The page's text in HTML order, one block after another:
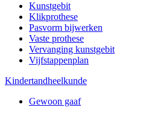
Kunstgebit
Klikprothese
Pasvorm bijwerken
Vaste prothese
Vervanging kunstgebit
Vijfstappenplan
Kindertandheelkunde
Gewoon gaaf